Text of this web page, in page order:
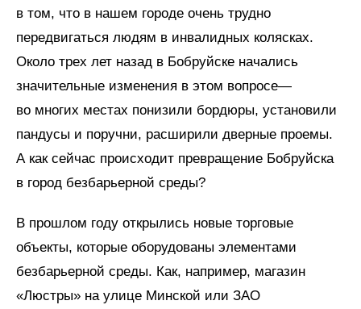
в том, что в нашем городе очень трудно
передвигаться людям в инвалидных колясках.
Около трех лет назад в Бобруйске начались
значительные изменения в этом вопросе—
во многих местах понизили бордюры, установили
пандусы и поручни, расширили дверные проемы.
А как сейчас происходит превращение Бобруйска
в город безбарьерной среды?
В прошлом году открылись новые торговые
объекты, которые оборудованы элементами
безбарьерной среды. Как, например, магазин
«Люстры» на улице Минской или ЗАО